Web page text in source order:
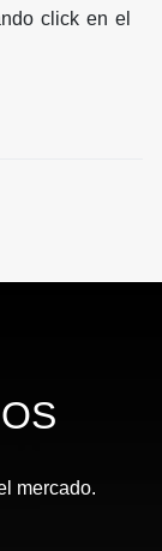
click en el
mercado.